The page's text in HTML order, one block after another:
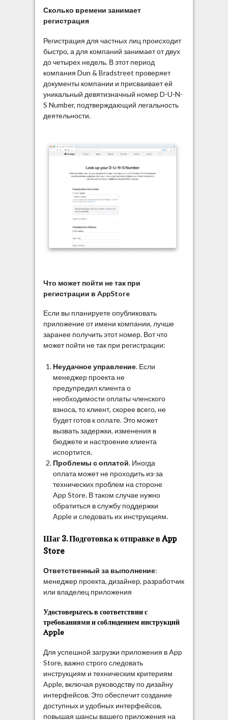
Сколько времени занимает
регистрация
Регистрация для частных лиц происходит
быстро, а для компаний занимает от двух
до четырех недель. В этот период
компания Dun & Bradstreet проверяет
документы компании и присваивает ей
уникальный девятизначный номер D-U-N-
S Number, подтверждающий легальность
деятельности.
Что может пойти не так при
регистрации в AppStore
Если вы планируете опубликовать
приложение от имени компании, лучше
заранее получить этот номер. Вот что
может пойти не так при регистрации:
Неудачное управление. Если
менеджер проекта не
предупредил клиента о
необходимости оплаты членского
взноса, то клиент, скорее всего, не
будет готов к оплате. Это может
вызвать задержки, изменения в
бюджете и настроение клиента
испортится.
Проблемы с оплатой. Иногда
оплата может не проходить из-за
технических проблем на стороне
App Store. В таком случае нужно
обратиться в службу поддержки
Apple и следовать их инструкциям.
Шаг 3. Подготовка к отправке в App
Store
Ответственный за выполнение:
менеджер проекта, дизайнер, разработчик
или владелец приложения
Удостоверьтесь в соответствии с
требованиями и соблюдением инструкций
Apple
Для успешной загрузки приложения в App
Store, важно строго следовать
инструкциям и техническим критериям
Apple, включая руководству по дизайну
интерфейсов. Это обеспечит создание
доступных и удобных интерфейсов,
повышая шансы вашего приложения на